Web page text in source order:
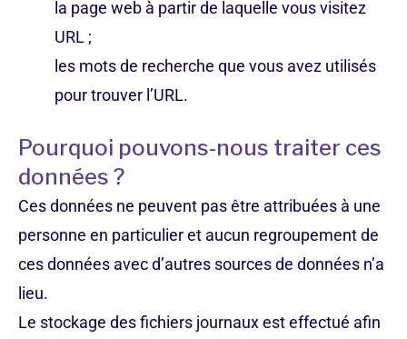
la page web à partir de laquelle vous visitez
URL ;
les mots de recherche que vous avez utilisés
pour trouver l’URL.
Pourquoi pouvons-nous traiter ces
données ?
Ces données ne peuvent pas être attribuées à une
personne en particulier et aucun regroupement de
ces données avec d’autres sources de données n’a
lieu.
Le stockage des fichiers journaux est effectué afin